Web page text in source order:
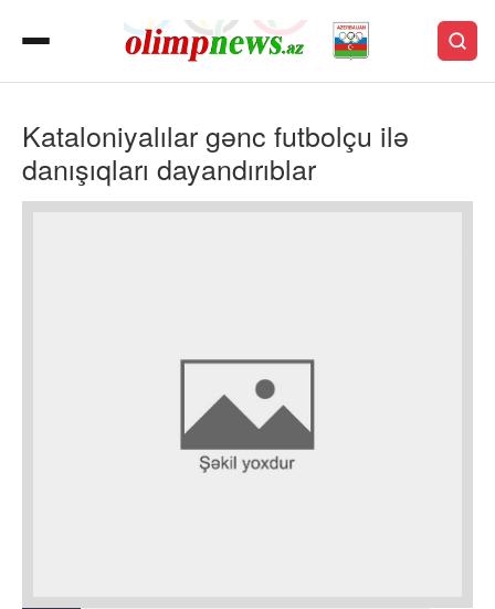
Kataloniyalılar gənc futbolçu ilə
danışıqları dayandırıblar